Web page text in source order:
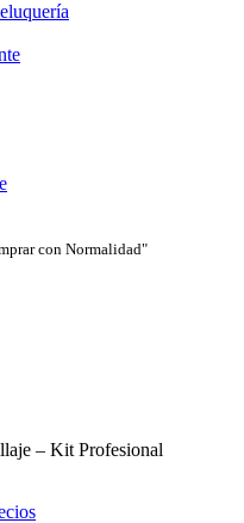
con Normalidad"
– Kit Profesional